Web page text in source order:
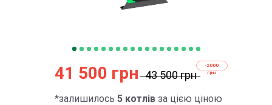
41 500 грн
*залишилось 5 котлів за цією ціною
-2000
грн
43 500 грн